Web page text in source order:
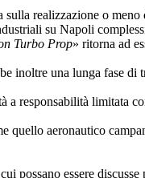
realizzazione o meno
su Napoli
Turbo Prop» ritorna ad
una lunga fase di
responsabilità limitata
aeronautico
essere discusse